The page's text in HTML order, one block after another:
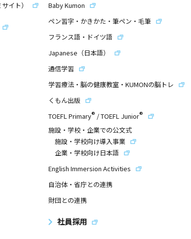
イト）
Baby Kumon
ペン習字・かきかた・筆ペン・毛筆
フランス語・ドイツ語
Japanese（日本語）
通信学習
学習療法・脳の健康教室・KUMONの脳トレ
くもん出版
TOEFL Primary® /TOEFL Junior®
施設・学校・企業での公文式
施設・学校向け導入事業
企業・学校向け日本語
English Immersion Activities
自治体・省庁との連携
財団との連携
社員採用